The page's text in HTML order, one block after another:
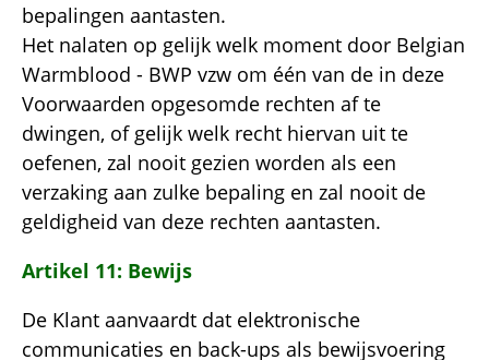
bepalingen aantasten.
Het nalaten op gelijk welk moment door Belgian
Warmblood - BWP vzw om één van de in deze
Voorwaarden opgesomde rechten af te
dwingen, of gelijk welk recht hiervan uit te
oefenen, zal nooit gezien worden als een
verzaking aan zulke bepaling en zal nooit de
geldigheid van deze rechten aantasten.
Artikel 11: Bewijs
De Klant aanvaardt dat elektronische
communicaties en back-ups als bewijsvoering